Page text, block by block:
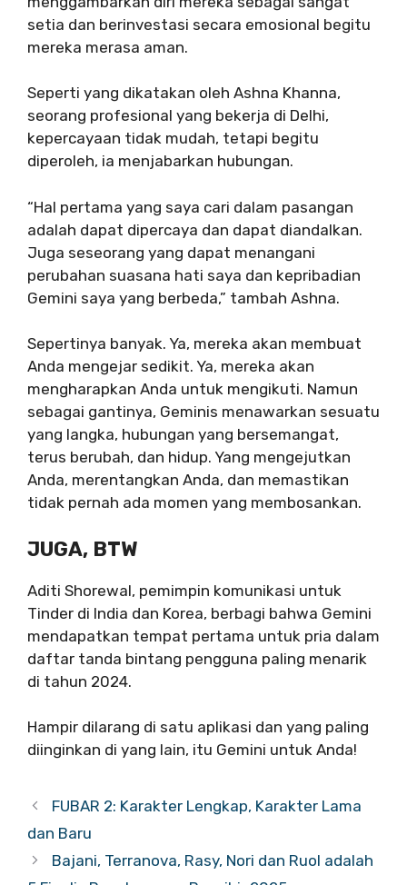
setia dan berinvestasi secara emosional begitu
mereka merasa aman.
Seperti yang dikatakan oleh Ashna Khanna,
seorang profesional yang bekerja di Delhi,
kepercayaan tidak mudah, tetapi begitu
diperoleh, ia menjabarkan hubungan.
“Hal pertama yang saya cari dalam pasangan
adalah dapat dipercaya dan dapat diandalkan.
Juga seseorang yang dapat menangani
perubahan suasana hati saya dan kepribadian
Gemini saya yang berbeda,” tambah Ashna.
Sepertinya banyak. Ya, mereka akan membuat
Anda mengejar sedikit. Ya, mereka akan
mengharapkan Anda untuk mengikuti. Namun
sebagai gantinya, Geminis menawarkan sesuatu
yang langka, hubungan yang bersemangat,
terus berubah, dan hidup. Yang mengejutkan
Anda, merentangkan Anda, dan memastikan
tidak pernah ada momen yang membosankan.
JUGA, BTW
Aditi Shorewal, pemimpin komunikasi untuk
Tinder di India dan Korea, berbagi bahwa Gemini
mendapatkan tempat pertama untuk pria dalam
daftar tanda bintang pengguna paling menarik
di tahun 2024.
Hampir dilarang di satu aplikasi dan yang paling
diinginkan di yang lain, itu Gemini untuk Anda!
FUBAR 2: Karakter Lengkap, Karakter Lama
dan Baru
Bajani, Terranova, Rasy, Nori dan Ruol adalah